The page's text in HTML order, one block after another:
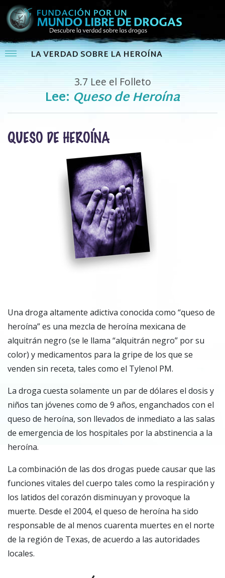
LA VERDAD SOBRE LA HEROÍNA
3.7 Lee el Folleto
Lee: Queso de Heroína
QUESO DE HEROÍNA
Una droga altamente adictiva conocida como “queso de
heroína” es una mezcla de heroína mexicana de
alquitrán negro (se le llama “alquitrán negro” por su
color) y medicamentos para la gripe de los que se
venden sin receta, tales como el Tylenol PM.
La droga cuesta solamente un par de dólares el dosis y
niños tan jóvenes como de 9 años, enganchados con el
queso de heroína, son llevados de inmediato a las salas
de emergencia de los hospitales por la abstinencia a la
heroína.
La combinación de las dos drogas puede causar que las
funciones vitales del cuerpo tales como la respiración y
los latidos del corazón disminuyan y provoque la
muerte. Desde el 2004, el queso de heroína ha sido
responsable de al menos cuarenta muertes en el norte
de la región de Texas, de acuerdo a las autoridades
locales.